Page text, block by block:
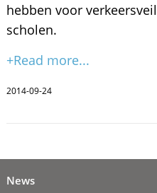
hebben voor
scholen.
+Read more...
2014-09-24
News